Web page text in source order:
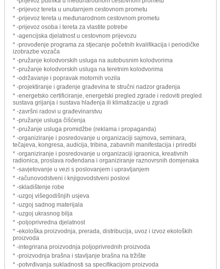
* -prijevoz tereta u unutarnjem cestovnom prometu
* -prijevoz tereta u međunarodnom cestovnom prometu
* -prijevoz osoba i tereta za vlastite potrebe
* -agencijska djelatnost u cestovnom prijevozu
* -provođenje programa za stjecanje početnih kvalifikacija i periodičke
izobrazbe vozača
* -pružanje kolodvorskih usluga na autobusnim kolodvorima
* -pružanje kolodvorskih usluga na teretnim kolodvorima
* -održavanje i popravak motornih vozila
* -projektiranje i građenje građevina te stručni nadzor građenja
* -energetsko certificiranje, energetski pregled zgrade i redoviti pregled
sustava grijanja i sustava hlađenja ili klimatizacije u zgradi
* -završni radovi u građevinarstvu
* -pružanje usluga čišćenja
* -pružanje usluga promidžbe (reklama i propaganda)
* -organiziranje i posredovanje u organizaciji sajmova, seminara,
tečajeva, kongresa, audicija, tribina, zabavnih manifestacija i priredbi
* -organiziranje i posredovanje u organizaciji igraonica, kreativnih
radionica, proslava rođendana i organiziranje raznovrsnih domjenaka
* -savjetovanje u vezi s poslovanjem i upravljanjem
* -računovodstveni i knjigovodstveni poslovi
* -skladištenje robe
* -uzgoj višegodišnjih usjeva
* -uzgoj sadnog materijala
* -uzgoj ukrasnog bilja
* -poljoprivredna djelatnost
* -ekološka proizvodnja, prerada, distribucija, uvoz i izvoz ekoloških
proizvoda
* -integrirana proizvodnja poljoprivrednih proizvoda
* -proizvodnja brašna i stavljanje brašna na tržište
* -potvrđivanja sukladnosti sa specifikacijom proizvoda